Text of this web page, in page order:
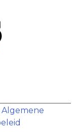
Algemene